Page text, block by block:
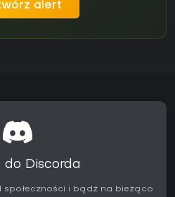
alert
do Discorda
społeczności i bądź na bieżąco